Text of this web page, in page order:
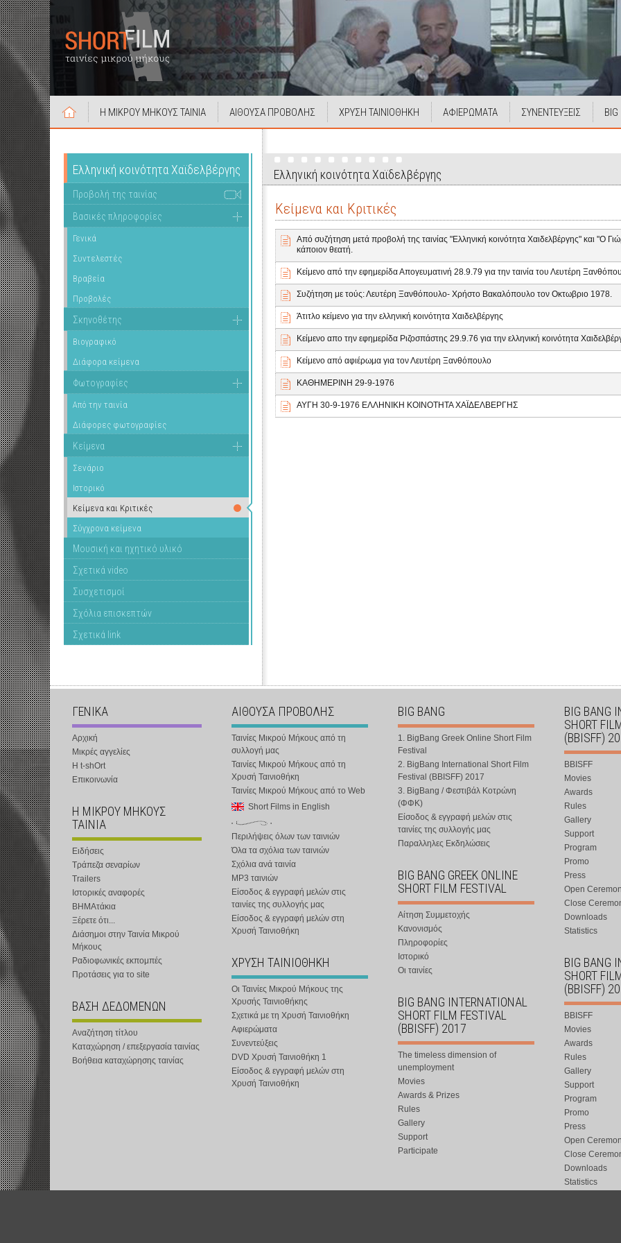
Η ΜΙΚΡΟΥ ΜΗΚΟΥΣ ΤΑΙΝΙΑ ΑΙΘΟΥΣΑ ΠΡΟΒΟΛΗΣ ΧΡΥΣΗ ΤΑΙΝΙΟΘΗΚΗ ΑΦΙΕΡΩΜΑΤΑ ΣΥΝΕΝΤΕΥΞΕΙΣ
Ελληνική κοινότητα Χαϊδελβέργης
Προβολή της ταινίας
Βασικές πληροφορίες
Γενικά
Συντελεστές
Βραβεία
Προβολές
Σκηνοθέτης
Βιογραφικό
Διάφορα κείμενα
Φωτογραφίες
Από την ταινία
Διάφορες φωτογραφίες
Κείμενα
Σενάριο
Ιστορικό
Κείμενα και Κριτικές
Σύγχρονα κείμενα
Μουσική και ηχητικό υλικό
Σχετικά video
Συσχετισμοί
Σχόλια επισκεπτών
Σχετικά link
Ελληνική κοινότητα Χαϊδελβέργης
Κείμενα και Κριτικές
Από συζήτηση μετά προβολή της ταινίας "Ελληνική κοινότητα Χαιδελβέργης" και "Ο
κάποιον θεατή.
Κείμενο από την εφημερίδα Απογευματινή 28.9.79 για την ταινία του Λευτέρη
Συζήτηση με τούς: Λευτέρη Ξανθόπουλο- Χρήστο Βακαλόπουλο τον Οκτωβριο 1978.
Άτιτλο κείμενο για την ελληνική κοινότητα Χαιδελβέργης
Κείμενο απο την εφημερίδα Ριζοσπάστης 29.9.76 για την ελληνική κοινότητα
Κείμενο από αφιέρωμα για τον Λευτέρη Ξανθόπουλο
ΚΑΘΗΜΕΡΙΝΗ 29-9-1976
ΑΥΓΗ 30-9-1976 ΕΛΛΗΝΙΚΗ ΚΟΙΝΟΤΗΤΑ ΧΑΪΔΕΛΒΕΡΓΗΣ
ΓΕΝΙΚΑ
Αρχική
Μικρές αγγελίες
Η t-shOrt
Επικοινωνία
Η ΜΙΚΡΟΥ ΜΗΚΟΥΣ
ΤΑΙΝΙΑ
Ειδήσεις
Τράπεζα σεναρίων
Trailers
Ιστορικές αναφορές
ΒΗΜΑτάκια
Ξέρετε ότι...
Διάσημοι στην Ταινία Μικρού
Μήκους
Ραδιοφωνικές εκπομπές
Προτάσεις για το site
ΒΑΣΗ ΔΕΔΟΜΕΝΩΝ
Αναζήτηση τίτλου
Καταχώρηση / επεξεργασία ταινίας
Βοήθεια καταχώρησης ταινίας
ΑΙΘΟΥΣΑ ΠΡΟΒΟΛΗΣ
Ταινίες Μικρού Μήκους από τη
συλλογή μας
Ταινίες Μικρού Μήκους από τη
Χρυσή Ταινιοθήκη
Ταινίες Μικρού Μήκους από το Web
Short Films in English
Περιλήψεις όλων των ταινιών
Όλα τα σχόλια των ταινιών
Σχόλια ανά ταινία
MP3 ταινιών
Είσοδος & εγγραφή μελών στις
ταινίες της συλλογής μας
Είσοδος & εγγραφή μελών στη
Χρυσή Ταινιοθήκη
ΧΡΥΣΗ ΤΑΙΝΙΟΘΗΚΗ
Οι Ταινίες Μικρού Μήκους της
Χρυσής Ταινιοθήκης
Σχετικά με τη Χρυσή Ταινιοθήκη
Αφιερώματα
Συνεντεύξεις
DVD Χρυσή Ταινιοθήκη 1
Είσοδος & εγγραφή μελών στη
Χρυσή Ταινιοθήκη
BIG BANG
1. BigBang Greek Online Short Film
Festival
2. BigBang International Short Film
Festival (BBISFF) 2017
3. BigBang / Φεστιβάλ Κοτρώνη
(ΦΦΚ)
Είσοδος & εγγραφή μελών στις
ταινίες της συλλογής μας
Παραλληλες Εκδηλώσεις
BIG BANG GREEK ONLINE
SHORT FILM FESTIVAL
Αίτηση Συμμετοχής
Κανονισμός
Πληροφορίες
Ιστορικό
Οι ταινίες
BIG BANG INTERNATIONAL
SHORT FILM FESTIVAL
(BBISFF) 2017
The timeless dimension of
unemployment
Movies
Awards & Prizes
Rules
Gallery
Support
Participate
BIG BANG
SHORT
(BBISFF)
BBISFF
Movies
Awards
Rules
Gallery
Support
Program
Promo
Press
Open
Close
Downloads
Statistics
BIG BANG
SHORT
(BBISFF)
BBISFF
Movies
Awards
Rules
Gallery
Support
Program
Promo
Press
Open
Close
Downloads
Statistics